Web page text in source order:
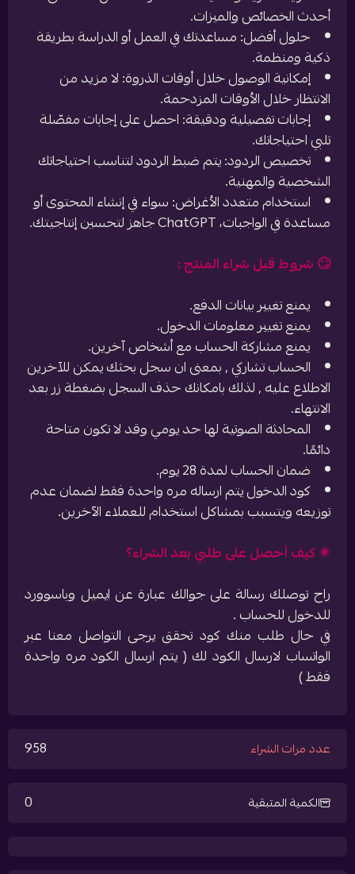
أحدث الخصائص والميزات.
حلول أفضل: مساعدتك في العمل أو الدراسة بطريقة
ذكية ومنظمة.
إمكانية الوصول خلال أوقات الذروة: لا مزيد من
الانتظار خلال الأوقات المزدحمة.
إجابات تفصيلية ودقيقة: احصل على إجابات مفصّلة
تلبي احتياجاتك.
تخصيص الردود: يتم ضبط الردود لتناسب احتياجاتك
الشخصية والمهنية.
استخدام متعدد الأغراض: سواء في إنشاء المحتوى أو
مساعدة في الواجبات، ChatGPT جاهز لتحسين إنتاجيتك.
🙄 شروط قبل شراء المنتج :
يمنع تغيير بيانات الدفع.
يمنع تغيير معلومات الدخول.
يمنع مشاركة الحساب مع أشخاص آخرين.
الحساب تشاركي , بمعنى ان سجل بحثك يمكن للآخرين
الاطلاع عليه , لذلك بامكانك حذف السجل بضغطة زر بعد
الانتهاء.
المحادثة الصوتية لها حد يومي وقد لا تكون متاحة
دائمًا.
ضمان الحساب لمدة 28 يوم.
كود الدخول يتم ارساله مره واحدة فقط لضمان عدم
توزيعه ويتسبب بمشاكل استخدام للعملاء الآخرين.
✴️ كيف أحصل على طلبي بعد الشراء؟
راح توصلك رسالة على جوالك عبارة عن ايميل وباسوورد
للدخول للحساب .
في حال طلب منك كود تحقق يرجى التواصل معنا عبر
الواتساب لارسال الكود لك ( يتم ارسال الكود مره واحدة
فقط )
عدد مرات الشراء 958
الكمية المتبقية 0